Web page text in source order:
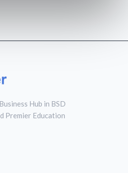
Hub in BSD
Premier Education